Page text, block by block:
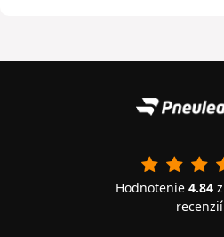
Hodnotenie 4.84z
recenzií